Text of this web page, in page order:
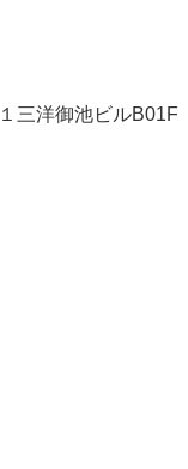
三洋御池ビルB01F